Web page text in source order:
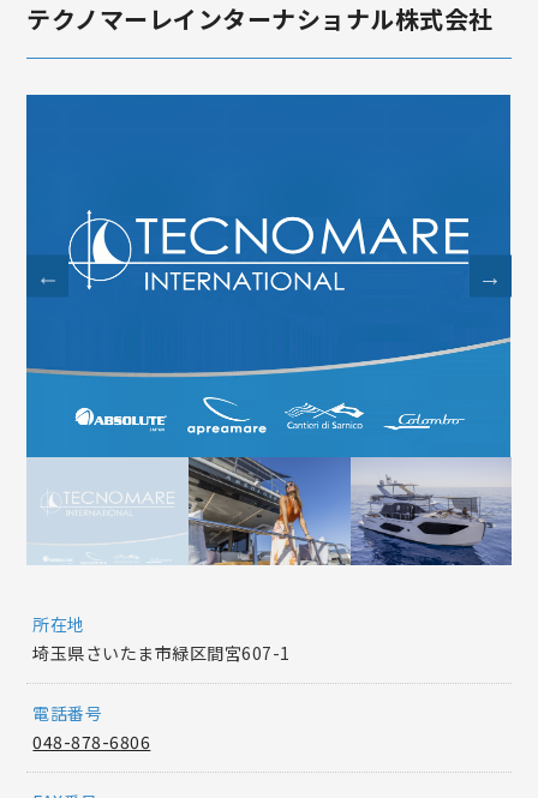
テクノマーレインターナショナル株式会社
所在地
埼玉県さいたま市緑区間宮607-1
電話番号
048-878-6806